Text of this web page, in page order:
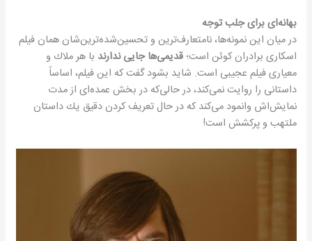
بهانه‌ای برای جلب توجه
در میان این نمونه‌ها، نامتعارف‌ترین و تحسین‌شده‌ترین‌شان همان فیلم
اسكاری برادران كوئن است؛قدیمی‌ها جایی ندارند با هر ملاك و
معیاری فیلم عجیبی است. شاید بشود گفت كه این فیلم، اساساً
داستانی را روایت نمی‌كند، در حالی‌كه در بخش عمده‌ای از مدت
نمایش‌اش وانمود می‌كند كه در حال تعریف كردن دقیق یك داستان
ملتهب و پركشش است!